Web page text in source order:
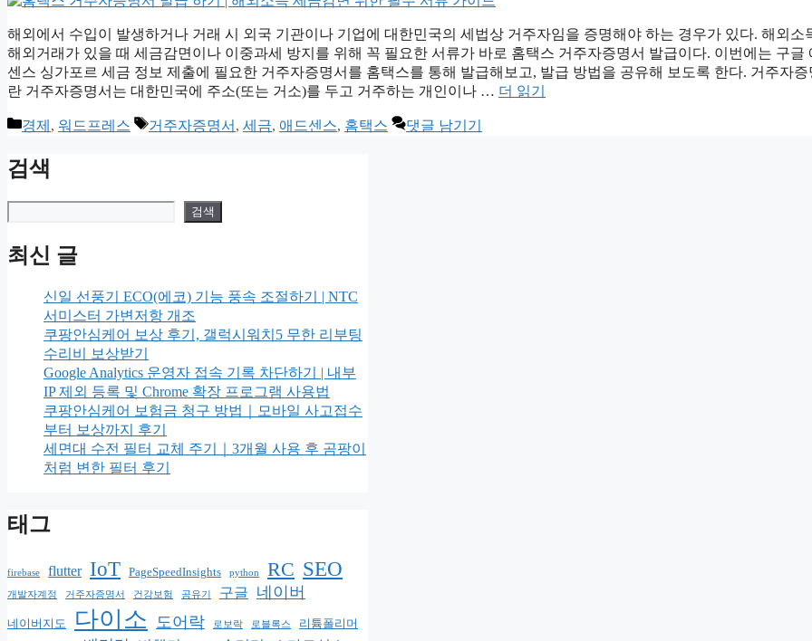
해외에서 수입이 발생하거나 거래 시 외국 기관이나 기업에 대한민국의 세법상 거주자임을 증명해야 하는 경우가 있다. 해외소
해외거래가 있을 때 세금감면이나 이중과세 방지를 위해 꼭 필요한 서류가 바로 홈택스 거주자증명서 발급이다. 이번에는 구글
센스 싱가포르 세금 정보 제출에 필요한 거주자증명서를 홈택스를 통해 발급해보고, 발급 방법을 공유해 보도록 한다. 거주자증
란 거주자증명서는 대한민국에 주소(또는 거소)를 두고 거주하는 개인이나 … 더 읽기
카
고
리
경제 , 워드프레스
태
거주자증명서 , 세금, 애드센스, 홈택스 댓글 남기기
검색
검색
최신 글
신일 선풍기 ECO(에코) 기능 풍속 조절하기 | NTC
서미스터 가변저항 개조
쿠팡안심케어 보상 후기, 갤럭시워치5 무한 리부팅
수리비 보상받기
Google Analytics 운영자 접속 기록 차단하기 | 내부
IP 제외 등록 및 Chrome 확장 프로그램 사용법
쿠팡안심케어 보험금 청구 방법｜모바일 사고접수
부터 보상까지 후기
세면대 수전 필터 교체 주기｜3개월 사용 후 곰팡이
처럼 변한 필터 후기
태그
firebase flutter IoT PageSpeedInsights python RC SEO
개발자계정 거주자증명서 건강보험 공유기 구글 네이버
네이버지도 다이소 도어락 로보락 로블록스 리튬폴리머